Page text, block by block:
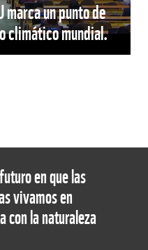
marca un punto de
climático mundial.
en que las
vivamos en
con la naturaleza